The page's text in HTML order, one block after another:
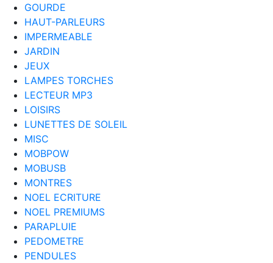
GOURDE
HAUT-PARLEURS
IMPERMEABLE
JARDIN
JEUX
LAMPES TORCHES
LECTEUR MP3
LOISIRS
LUNETTES DE SOLEIL
MISC
MOBPOW
MOBUSB
MONTRES
NOEL ECRITURE
NOEL PREMIUMS
PARAPLUIE
PEDOMETRE
PENDULES